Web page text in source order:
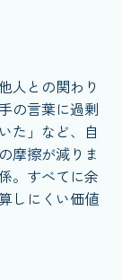
人との関わり
の言葉に過剰
た」など、自
摩擦が減りま
。すべてに余
しにくい価値